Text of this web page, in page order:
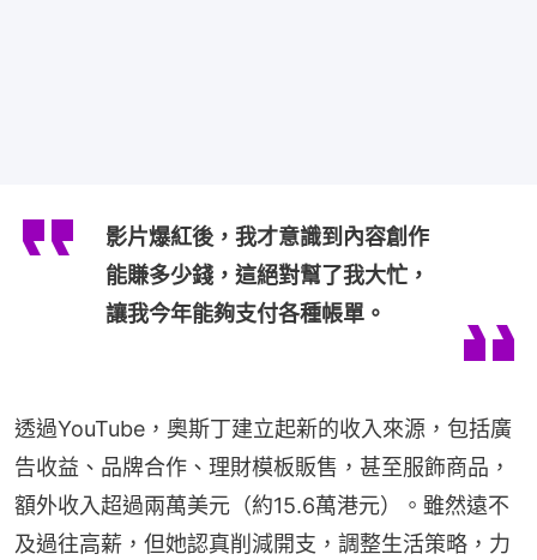
影片爆紅後，我才意識到內容創作
能賺多少錢，這絕對幫了我大忙，
讓我今年能夠支付各種帳單。
透過YouTube，奧斯丁建立起新的收入來源，包括廣
告收益、品牌合作、理財模板販售，甚至服飾商品，
額外收入超過兩萬美元（約15.6萬港元）。雖然遠不
及過往高薪，但她認真削減開支，調整生活策略，力